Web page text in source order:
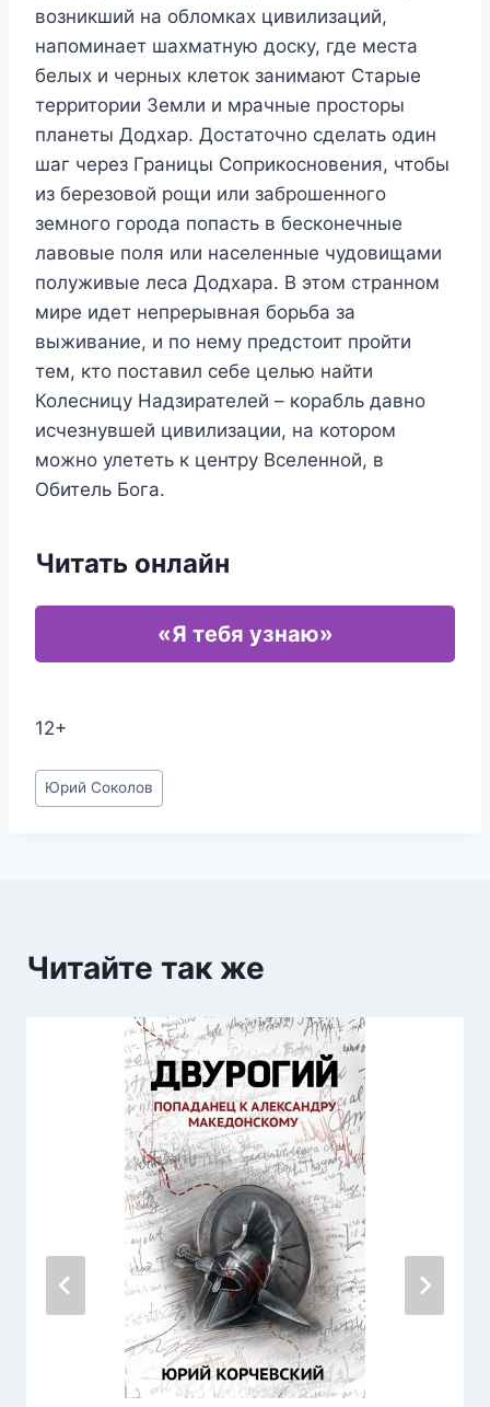
возникший на обломках цивилизаций,
напоминает шахматную доску, где места
белых и черных клеток занимают Старые
территории Земли и мрачные просторы
планеты Додхар. Достаточно сделать один
шаг через Границы Соприкосновения, чтобы
из березовой рощи или заброшенного
земного города попасть в бесконечные
лавовые поля или населенные чудовищами
полуживые леса Додхара. В этом странном
мире идет непрерывная борьба за
выживание, и по нему предстоит пройти
тем, кто поставил себе целью найти
Колесницу Надзирателей – корабль давно
исчезнувшей цивилизации, на котором
можно улететь к центру Вселенной, в
Обитель Бога.
Читать онлайн
«Я тебя узнаю»
12+
Метки
записи:
Юрий Соколов
Читайте так же